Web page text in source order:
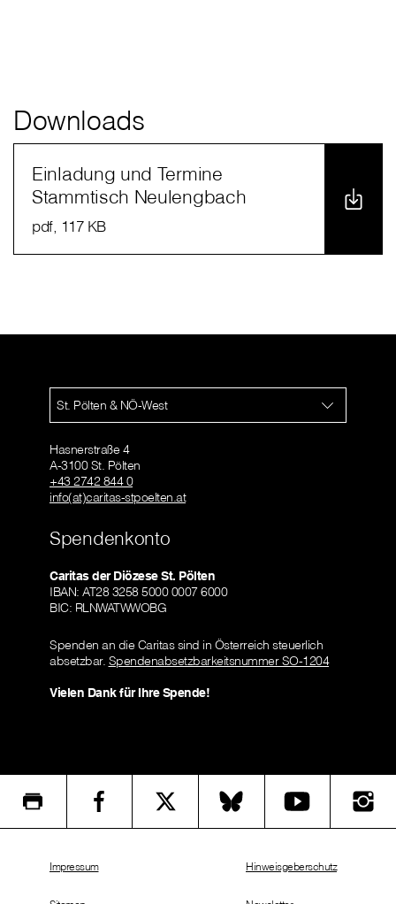
Downloads
Einladung und Termine
Stammtisch Neulengbach
pdf, 117 KB
St. Pölten & NÖ-West
Hasnerstraße 4
A-3100 St. Pölten
+43 2742 844 0
info(at)caritas-stpoelten.at
Spendenkonto
Caritas der Diözese St. Pölten
IBAN: AT28 3258 5000 0007 6000
BIC: RLNWATWWOBG
Spenden an die Caritas sind in Österreich steuerlich
absetzbar. Spendenabsetzbarkeitsnummer SO-1204
Vielen Dank für Ihre Spende!
Impressum Hinweisgeberschutz